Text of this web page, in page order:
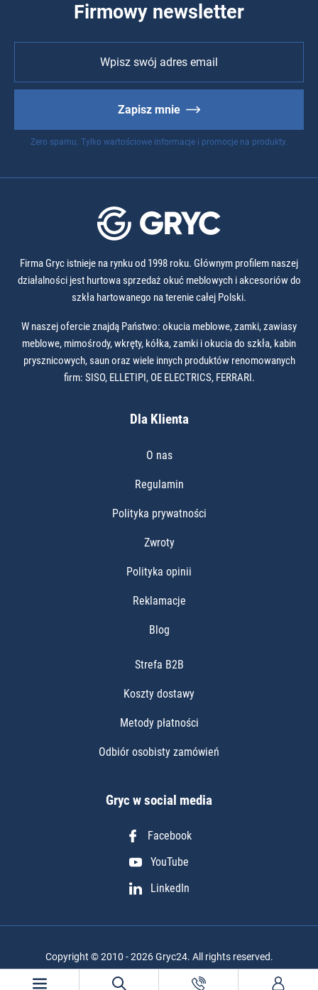
Firmowy newsletter
Zapisz mnie
Zero spamu. Tylko wartościowe informacje i promocje na produkty.
Firma Gryc istnieje na rynku od 1998 roku. Głównym profilem naszej
działalności jest hurtowa sprzedaż okuć meblowych i akcesoriów do
szkła hartowanego na terenie całej Polski.
W naszej ofercie znajdą Państwo: okucia meblowe, zamki, zawiasy
meblowe, mimośrody, wkręty, kółka, zamki i okucia do szkła, kabin
prysznicowych, saun oraz wiele innych produktów renomowanych
firm: SISO, ELLETIPI, OE ELECTRICS, FERRARI.
Dla Klienta
O nas
Regulamin
Polityka prywatności
Zwroty
Polityka opinii
Reklamacje
Blog
Strefa B2B
Koszty dostawy
Metody płatności
Odbiór osobisty zamówień
Gryc w social media
Facebook
YouTube
LinkedIn
Copyright © 2010 - 2026 Gryc24. All rights reserved.
Realizacja projektu: Igor Chudy